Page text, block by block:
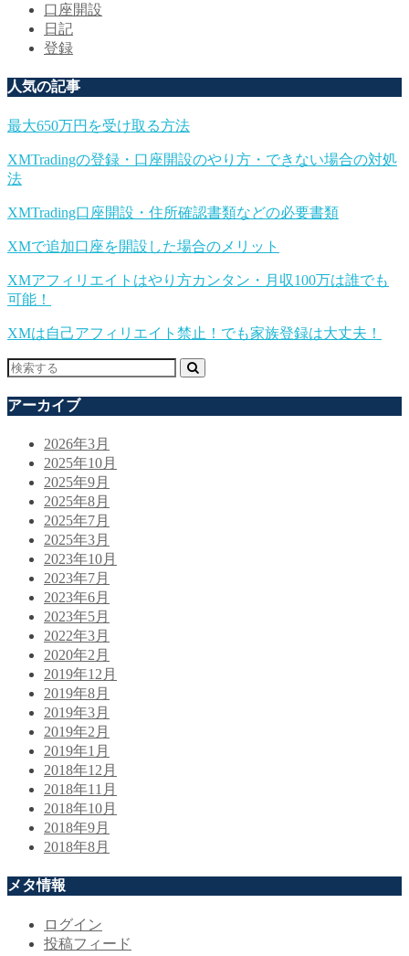
口座開設
日記
登録
人気の記事
最大650万円を受け取る方法
XMTradingの登録・口座開設のやり方・できない場合の対処
法
XMTrading口座開設・住所確認書類などの必要書類
XMで追加口座を開設した場合のメリット
XMアフィリエイトはやり方カンタン・月収100万は誰でも
可能！
XMは自己アフィリエイト禁止！でも家族登録は大丈夫！
アーカイブ
2026年3月
2025年10月
2025年9月
2025年8月
2025年7月
2025年3月
2023年10月
2023年7月
2023年6月
2023年5月
2022年3月
2020年2月
2019年12月
2019年8月
2019年3月
2019年2月
2019年1月
2018年12月
2018年11月
2018年10月
2018年9月
2018年8月
メタ情報
ログイン
投稿フィード